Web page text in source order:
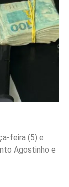
feira (5) e
Agostinho e